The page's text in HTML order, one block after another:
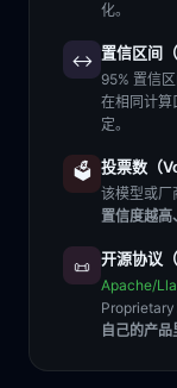
化。
↔️ 置信区间
95% 置信
在相同计算
定。
🗳️ 投票数（
该模型或厂
置信度越
📜 开源协议
Apache/
Proprietary
自己的产品